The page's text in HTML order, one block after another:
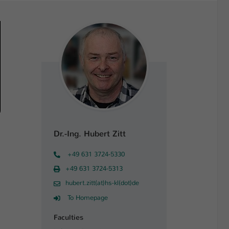
Dr.-Ing. Hubert Zitt
+49 631 3724-5330
+49 631 3724-5313
hubert.zitt(at)hs-kl(dot)de
To Homepage
Faculties